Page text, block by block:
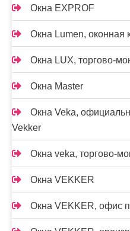
Окна EXPROF
Окна Lumen, оконная
Окна LUX, торгово-
Окна Master
Окна Veka,
Vekker
Окна veka, торгово-
Окна VEKKER
Окна VEKKER, офис